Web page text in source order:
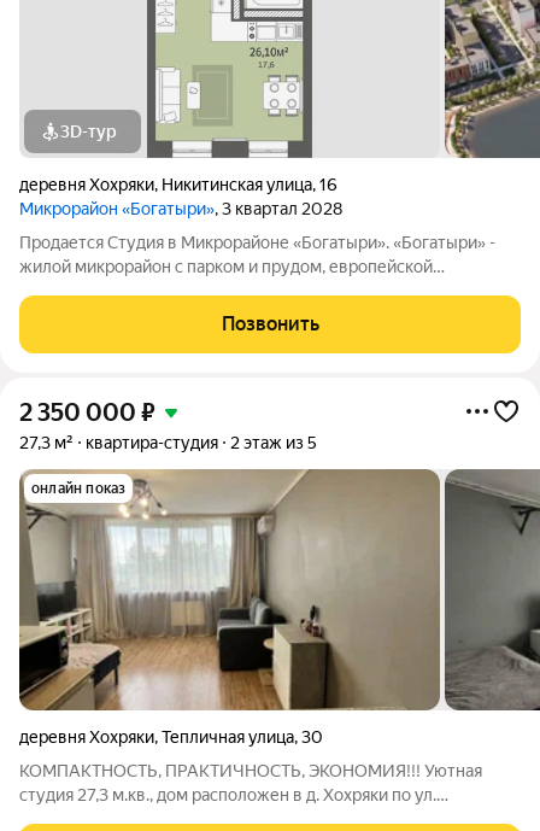
3D-тур
деревня Хохряки, Никитинская улица,16
Микрорайон «Богатыри», 3 квартал 2028
Продается Студия в Микрорайоне «Богатыри». «Богатыри» -
жилой микрорайон с парком и прудом, европейской
этажностью от 5 до 9 этажей. Выгодное расположение - 500
метров от ул. Воткинское шоссе
Позвонить
2 350 000 ₽
27,3 м² квартира-студия 2 этаж из 5
онлайн показ
деревня Хохряки,Тепличная улица,30
КОМПАКТНОСТЬ, ПРАКТИЧНОСТЬ, ЭКОНОМИЯ!!! Уютная
студия 27,3 м.кв., дом расположен в д. Хохряки по ул.